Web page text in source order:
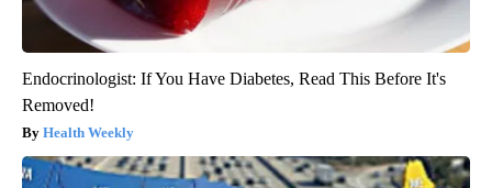
Endocrinologist: If You Have Diabetes, Read This Before It's
Removed!
Health Weekly